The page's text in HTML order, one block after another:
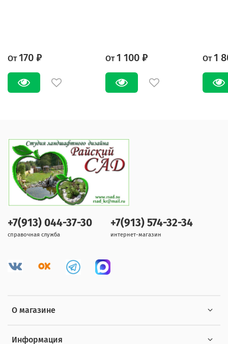
От 170 ₽ От 1 100 ₽ От 1
О магазине
Информация
+7(913) 044-37-30
справочная служба
+7(913) 574-32-34
интернет-магазин